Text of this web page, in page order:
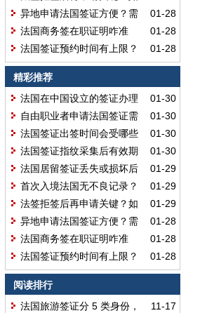
何判断自身申请时机呢？
01-28
异地申请法国签证方便？需
要提前准备暂住证明吗？
01-28
法国商务签在职证明咋准
备？有固定格式要求吗？
01-28
法国签证预约时间有上限？
提前超 3 个月预约不行吗？
精彩推荐
01-30
法国在中国设立的签证办理
领区有 15 个吗？
01-30
自由职业者申请法国签证需
仔细核对材料吗？
01-30
法国签证出签时间会受哪些
因素影响呢？
01-30
法国签证指纹采集后有效期
能长达 59 个月吗？
01-29
法国居留签证丢失或损坏后
该如何顺利出行？
01-29
首次入境法国无不良记录？
二次申签能缩短审核时间吗？
01-29
法签拒签后再申请关键？如
何判断自身申请时机呢？
01-28
异地申请法国签证方便？需
要提前准备暂住证明吗？
01-28
法国商务签在职证明咋准
备？有固定格式要求吗？
01-28
法国签证预约时间有上限？
提前超 3 个月预约不行吗？
阅读排行
11-17
法国旅游签证分 5 类身份，